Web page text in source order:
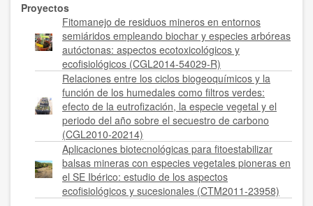
Proyectos
Fitomanejo de residuos mineros en entornos
semiáridos empleando biochar y especies arbóreas
autóctonas: aspectos ecotoxicológicos y
ecofisiológicos (CGL2014-54029-R)
Relaciones entre los ciclos biogeoquímicos y la
función de los humedales como filtros verdes:
efecto de la eutrofización, la especie vegetal y el
periodo del año sobre el secuestro de carbono
(CGL2010-20214)
Aplicaciones biotecnológicas para fitoestabilizar
balsas mineras con especies vegetales pioneras en
el SE Ibérico: estudio de los aspectos
ecofisiológicos y sucesionales (CTM2011-23958)